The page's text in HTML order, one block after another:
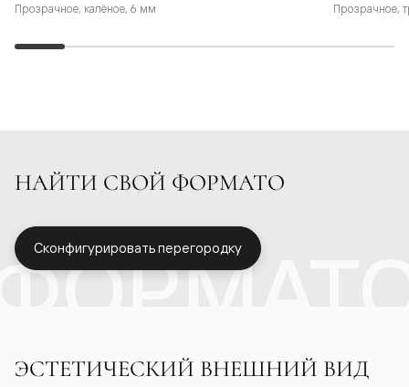
Прозрачное, калёное, 6 мм Прозрачное,
НАЙТИ СВОЙ ФОРМАТО
Сконфигурировать перегородку
ЭСТЕТИЧЕСКИЙ ВНЕШНИЙ ВИД